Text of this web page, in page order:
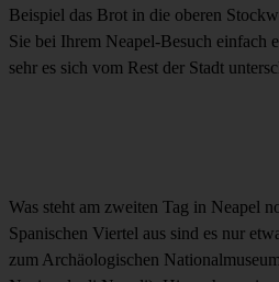
Beispiel das Brot in die oberen
Sie bei Ihrem Neapel-Besuch einfach
sehr es sich vom Rest der Stadt
Was steht am zweiten Tag in Neapel
Spanischen Viertel aus sind es nur
zum Archäologischen